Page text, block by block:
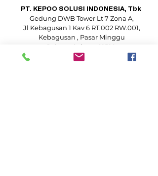
PT. KEPOO SOLUSI INDONESIA, Tbk
Gedung DWB Tower Lt 7 Zona A,
Jl Kebagusan 1 Kav 6 RT.002 RW.001,
Kebagusan , Pasar Minggu
Jakarta Selatan 12520